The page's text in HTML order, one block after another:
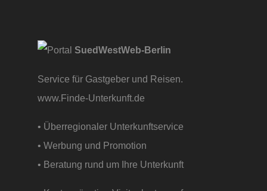
SuedWestWeb-Berlin
Service für Gastgeber und Reisen.
www.Finde-Unterkunft.de
• Überregionaler Unterkunftservice
• Werbung und Promotion
• Beratung rund um Ihre Unterkunft